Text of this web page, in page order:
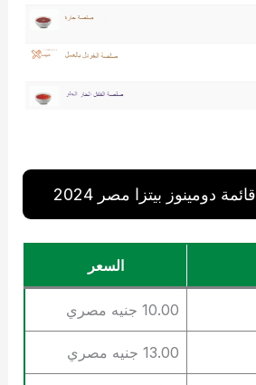
قائمة دومينوز بيتزا مصر 2024
السعر
10.00 جنيه مصري
13.00 جنيه مصري